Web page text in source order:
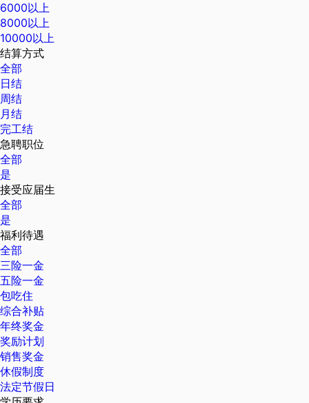
6000以上
8000以上
10000以上
结算方式
全部
日结
周结
月结
完工结
急聘职位
全部
是
接受应届生
全部
是
福利待遇
全部
三险一金
五险一金
包吃住
综合补贴
年终奖金
奖励计划
销售奖金
休假制度
法定节假日